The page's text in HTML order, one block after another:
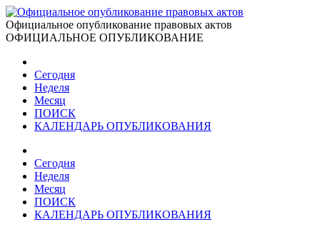
Официальное опубликование правовых актов
ОФИЦИАЛЬНОЕ ОПУБЛИКОВАНИЕ
Сегодня
Неделя
Месяц
ПОИСК
КАЛЕНДАРЬ ОПУБЛИКОВАНИЯ
Сегодня
Неделя
Месяц
ПОИСК
КАЛЕНДАРЬ ОПУБЛИКОВАНИЯ